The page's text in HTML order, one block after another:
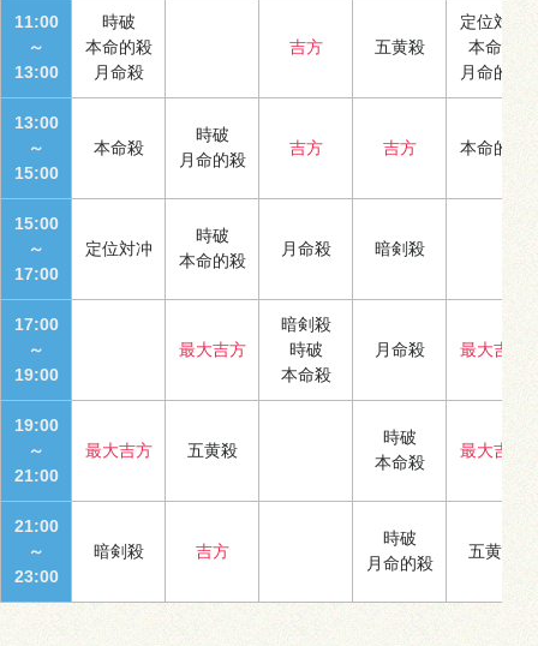
11:00
～
13:00
時破
本命的殺
月命殺
吉方 五黄殺
定位対冲
本命殺
月命的殺
13:00
～
15:00
本命殺
時破
月命的殺
吉方 吉方 本命的殺
15:00
～
17:00
定位対冲
時破
本命的殺
月命殺 暗剣殺
17:00
～
19:00
最大吉方
暗剣殺
時破
本命殺
月命殺 最大吉方
19:00
～
21:00
最大吉方 五黄殺
時破
本命殺
最大吉方
21:00
～
23:00
暗剣殺 吉方
時破
月命的殺
五黄殺